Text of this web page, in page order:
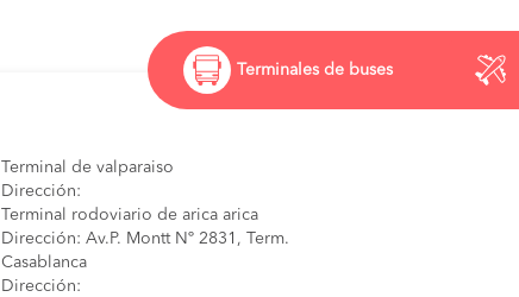
Terminales de buses
Terminal de valparaiso
Dirección:
Terminal rodoviario de arica arica
Dirección: Av.P. Montt Nº 2831, Term.
Casablanca
Dirección: